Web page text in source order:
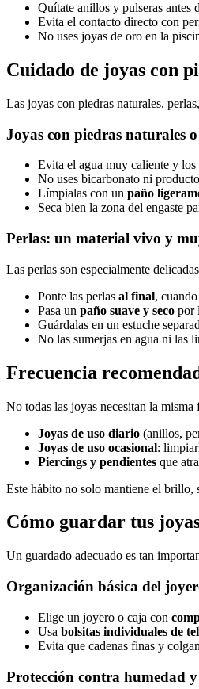
Quítate anillos y pulseras antes
Evita el contacto directo con
No uses joyas de oro en la
Cuidado de joyas con
Las joyas con piedras naturales,
Joyas con piedras naturales
Evita el agua muy caliente y los
No uses bicarbonato ni
Límpialas con un paño
Seca bien la zona del engaste
Perlas: un material vivo y
Las perlas son especialmente
Ponte las perlas al final,
Pasa un paño suave y seco por
Guárdalas en un estuche
No las sumerjas en agua ni las
Frecuencia
No todas las joyas necesitan la
Joyas de uso diario (anillos,
Joyas de uso ocasional:
Piercings y pendientes que
Este hábito no solo mantiene el brillo,
Cómo guardar tus
Un guardado adecuado es tan
Organización básica del
Elige un joyero o caja con
Usa bolsitas individuales de
Evita que cadenas finas y
Protección contra humedad